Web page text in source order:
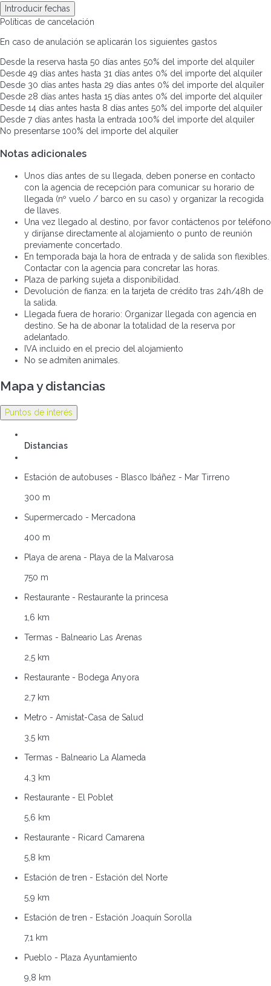
Introducir fechas
Políticas de cancelación
En caso de anulación se aplicarán los siguientes gastos
Desde la reserva hasta 50 días antes 50% del importe del alquiler
Desde 49 días antes hasta 31 días antes 0% del importe del alquiler
Desde 30 días antes hasta 29 días antes 0% del importe del alquiler
Desde 28 días antes hasta 15 días antes 0% del importe del alquiler
Desde 14 días antes hasta 8 días antes 50% del importe del alquiler
Desde 7 días antes hasta la entrada 100% del importe del alquiler
No presentarse 100% del importe del alquiler
Notas adicionales
Unos días antes de su llegada, deben ponerse en contacto
con la agencia de recepción para comunicar su horario de
llegada (nº vuelo / barco en su caso) y organizar la recogida
de llaves.
Una vez llegado al destino, por favor contáctenos por teléfono
y diríjanse directamente al alojamiento o punto de reunión
previamente concertado.
En temporada baja la hora de entrada y de salida son flexibles.
Contactar con la agencia para concretar las horas.
Plaza de parking sujeta a disponibilidad.
Devolución de fianza: en la tarjeta de crédito tras 24h/48h de
la salida.
Llegada fuera de horario: Organizar llegada con agencia en
destino. Se ha de abonar la totalidad de la reserva por
adelantado.
IVA incluido en el precio del alojamiento
No se admiten animales.
Mapa y distancias
Puntos de interés
Distancias
Estación de autobuses - Blasco Ibáñez - Mar Tirreno
300 m
Supermercado - Mercadona
400 m
Playa de arena - Playa de la Malvarosa
750 m
Restaurante - Restaurante la princesa
1,6 km
Termas - Balneario Las Arenas
2,5 km
Restaurante - Bodega Anyora
2,7 km
Metro - Amistat-Casa de Salud
3,5 km
Termas - Balneario La Alameda
4,3 km
Restaurante - El Poblet
5,6 km
Restaurante - Ricard Camarena
5,8 km
Estación de tren - Estación del Norte
5,9 km
Estación de tren - Estación Joaquín Sorolla
7,1 km
Pueblo - Plaza Ayuntamiento
9,8 km